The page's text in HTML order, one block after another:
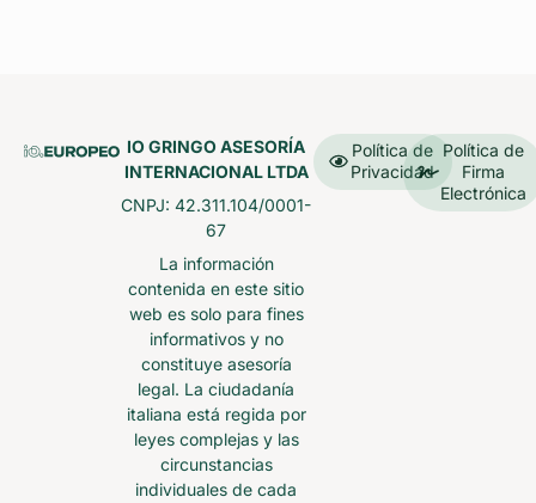
IO GRINGO ASESORÍA
INTERNACIONAL LTDA
CNPJ: 42.311.104/0001-
67
La información
contenida en este sitio
web es solo para fines
informativos y no
constituye asesoría
legal. La ciudadanía
italiana está regida por
leyes complejas y las
circunstancias
individuales de cada
Política de
Privacidad
Política de
Firma
Electrónica